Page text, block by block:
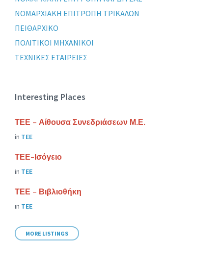
ΝΟΜΑΡΧΙΑΚΗ ΕΠΙΤΡΟΠΗ ΤΡΙΚΑΛΩΝ
ΠΕΙΘΑΡΧΙΚΟ
ΠΟΛΙΤΙΚΟΙ ΜΗΧΑΝΙΚΟΙ
ΤΕΧΝΙΚΕΣ ΕΤΑΙΡΕΙΕΣ
Interesting Places
ΤΕΕ – Αίθουσα Συνεδριάσεων Μ.Ε.
in ΤΕΕ
ΤΕΕ-Ισόγειο
in ΤΕΕ
ΤΕΕ – Βιβλιοθήκη
in ΤΕΕ
MORE LISTINGS